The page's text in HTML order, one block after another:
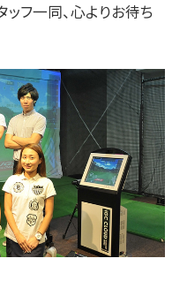
フ一同、心よりお待ち